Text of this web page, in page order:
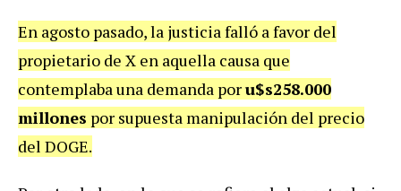
En agosto pasado, la justicia falló a favor del
propietario de X en aquella causa que
contemplaba una demanda poru$s258.000
millones por supuesta manipulación del precio
del DOGE.